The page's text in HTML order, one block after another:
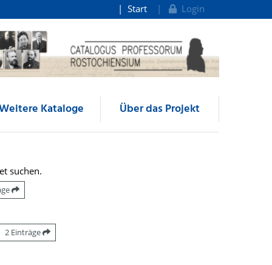
Start Login
Kataloge Über das Projekt
suchen.
2 Einträge